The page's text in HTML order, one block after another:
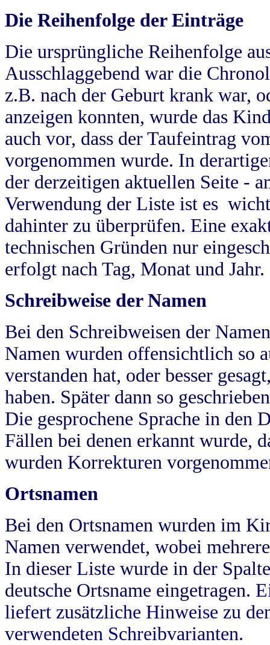
Die Reihenfolge der Einträge
Die ursprüngliche Reihenfolge
Ausschlaggebend war die
z.B. nach der Geburt krank war,
anzeigen konnten, wurde das
auch vor, dass der Taufeintrag
vorgenommen wurde. In
der derzeitigen aktuellen Seite -
Verwendung der Liste ist es
dahinter zu überprüfen. Eine
technischen Gründen nur
erfolgt nach Tag, Monat und Jahr.
Schreibweise der Namen
Bei den Schreibweisen der
Namen wurden offensichtlich so
verstanden hat, oder besser
haben. Später dann so
Die gesprochene Sprache in
Fällen bei denen erkannt wurde,
wurden Korrekturen
Ortsnamen
Bei den Ortsnamen wurden im
Namen verwendet, wobei
In dieser Liste wurde in der
deutsche Ortsname eingetragen.
liefert zusätzliche Hinweise zu
verwendeten Schreibvarianten.